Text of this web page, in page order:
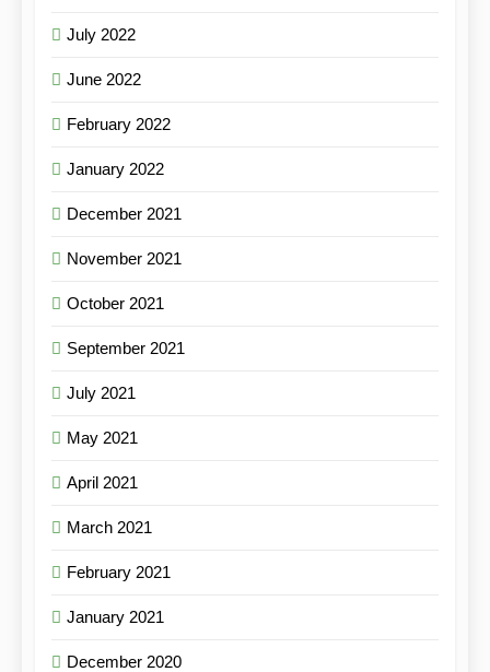
July 2022
June 2022
February 2022
January 2022
December 2021
November 2021
October 2021
September 2021
July 2021
May 2021
April 2021
March 2021
February 2021
January 2021
December 2020